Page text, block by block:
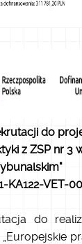
do
z ZSP nr 3
KA122-VET-
do